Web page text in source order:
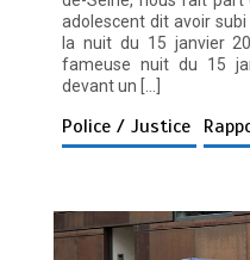
adolescent dit avoir
la nuit du 15 janvier
fameuse nuit du 15
devant un […]
Police / Justice